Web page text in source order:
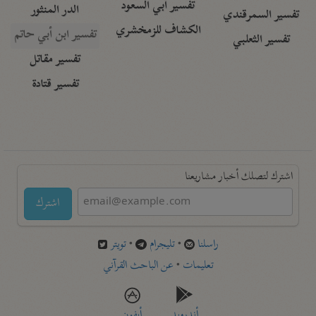
تفسير السمرقندي
تفسير الثعلبي
تفسير أبي السعود
الكشاف للزمخشري
الدر المنثور
تفسير ابن أبي حاتم
تفسير مقاتل
تفسير قتادة
اشترك لتصلك أخبار مشاريعنا
اشترك
راسلنا •تليجرام •تويتر
تعليمات •عن الباحث القرآني